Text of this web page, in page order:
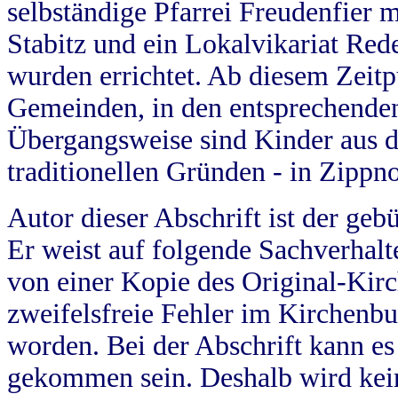
selbständige Pfarrei Freudenfier
Stabitz und ein Lokalvikariat
wurden errichtet. Ab diesem
Gemeinden, in den
Übergangsweise sind Kinder aus
traditionellen Gründen - in
Autor dieser Abschrift ist der
Er weist auf folgende
von einer Kopie des Original-
zweifelsfreie Fehler im
worden. Bei der Abschrift kann
gekommen sein. Deshalb wird